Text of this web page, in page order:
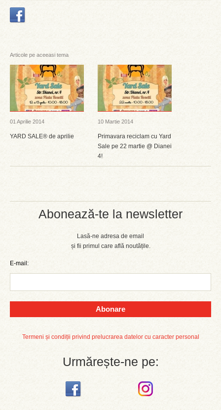
Abonează-te la newsletter
Lasă-ne adresa de email
și fii primul care află noutățile.
E-mail:
Abonare
Termeni și condiții privind prelucrarea datelor cu caracter personal
Urmărește-ne pe:
Articole pe aceeasi tema
01 Aprilie 2014
YARD SALE® de aprilie
10 Martie 2014
Primavara reciclam cu Yard
Sale pe 22 martie @ Dianei
4!